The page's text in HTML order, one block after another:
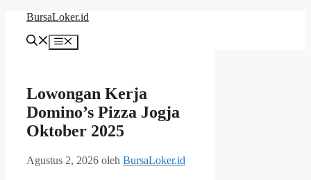
Langsung
BursaLoker.id
Menu
Lowongan Kerja
Domino’s Pizza Jogja
Oktober 2025
Agustus 2, 2026 oleh BursaLoker.id